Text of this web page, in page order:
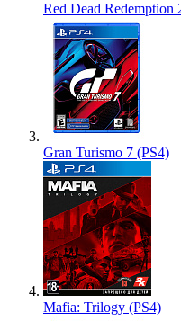
Red Dead Redemption
Gran Turismo 7 (PS4)
Mafia: Trilogy (PS4)